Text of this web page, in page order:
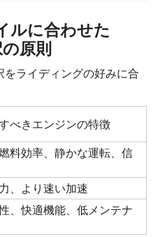
ルに合わせた
原則
ライディングの好みに合
べきエンジンの特徴
料効率、静かな運転、信
、より速い加速
、快適機能、低メンテナ